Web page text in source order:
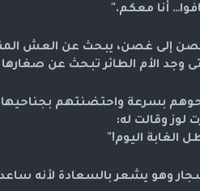
أنا معكم."
إلى غصن، يبحث عن العش
وجد الأم الطائر تبحث عن
بسرعة واحتضنتهم
لوز وقالت له:
الغابة اليوم!"
وهو يشعر بالسعادة لأنه